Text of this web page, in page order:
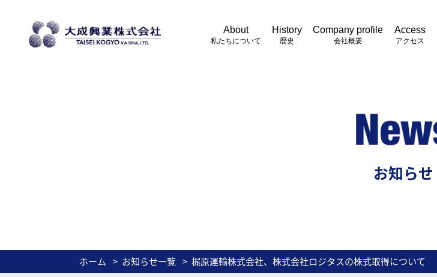
About
私たちについて
History
歴史
Company profile
会社概要
Access
アクセス
お知らせ
ホーム お知らせ一覧 梶原運輸株式会社、株式会社ロジタスの株式取得について